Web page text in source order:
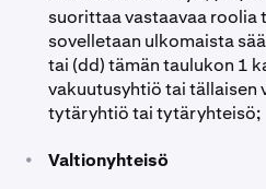
suorittaa vastaavaa roolia
sovelletaan ulkomaista
tai (dd) tämän taulukon 1
vakuutusyhtiö tai tällaisen
tytäryhtiö tai tytäryhteisö;
•
Valtionyhteisö